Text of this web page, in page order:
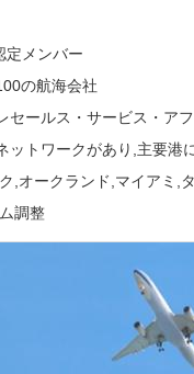
定メンバー
の航海会社
セールス・サービス・ア
ットワークがあり,主要港
,オークランド,マイアミ,
調整